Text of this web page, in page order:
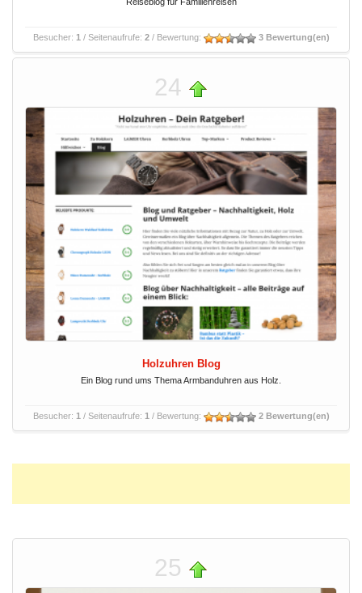
Besucher: 1 / Seitenaufrufe: 2/ Bewertung: 3 Bewertung(en)
24
Holzuhren Blog
Ein Blog rund ums Thema Armbanduhren aus Holz.
Besucher: 1 / Seitenaufrufe: 1 / Bewertung: 2 Bewertung(en)
25